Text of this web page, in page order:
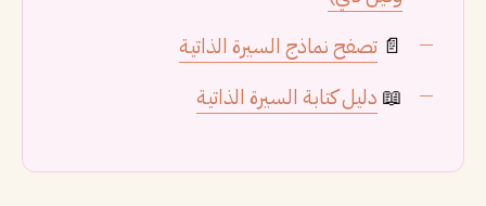
📄 تصفح نماذج السيرة الذاتية
📖 دليل كتابة السيرة الذاتية